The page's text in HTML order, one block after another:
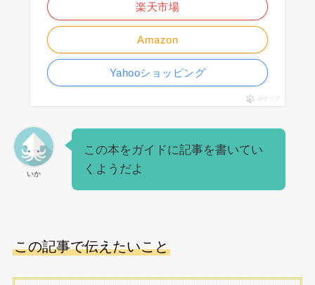
Amazon
楽天市場
Yahooショッピング
ポチップ
いか
この本をガイドに記事を書いてい
くようだよ
この記事で伝えたいこと